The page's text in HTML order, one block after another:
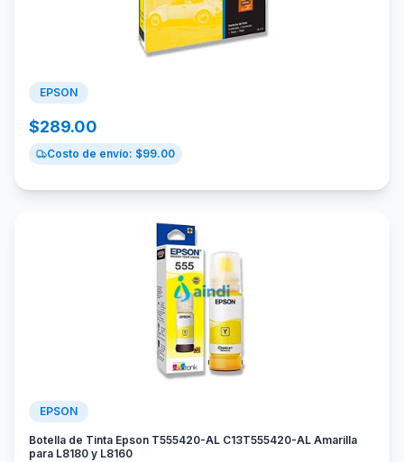
EPSON
$289.00
Costo de envío: $99.00
EPSON
Botella de Tinta Epson T555420-AL C13T555420-AL Amarilla
para L8180 y L8160